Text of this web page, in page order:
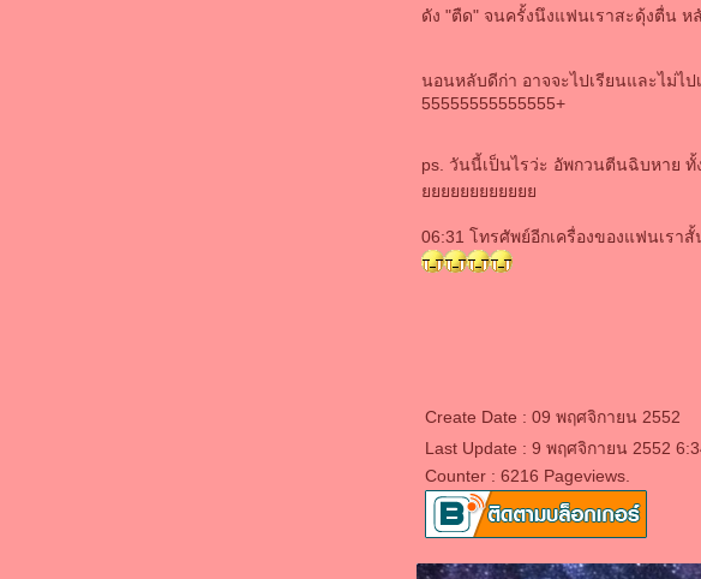
ดัง "ตืด" จนครั้งนึงแฟนเราสะดุ้งตื่น
นอนหลับดีก่า อาจจะไปเรียนและไม่ไ
55555555555555+
ps. วันนี้เป็นไรว่ะ อัพกวนตีนฉิบหาย
06:31 โทรศัพย์อีกเครื่องของแฟนเรา
Create Date : 09 พฤศจิกายน 2552
Last Update : 9 พฤศจิกายน 2552
Counter : 6216 Pageviews.